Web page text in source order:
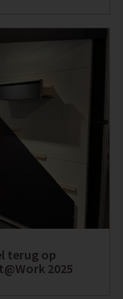
terug op
2025